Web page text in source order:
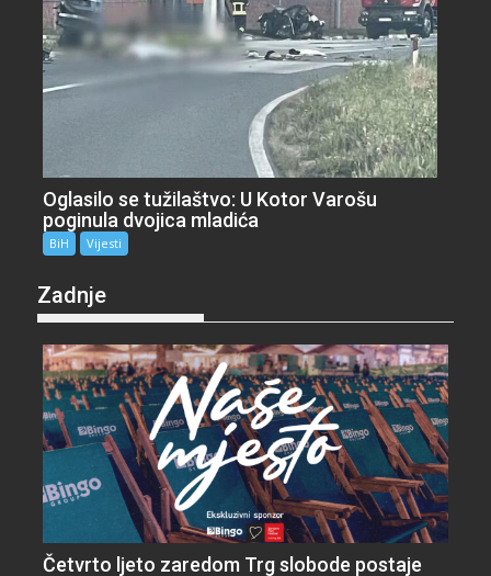
Oglasilo se tužilaštvo: U Kotor Varošu
poginula dvojica mladića
BiH Vijesti
Zadnje
Četvrto ljeto zaredom Trg slobode postaje